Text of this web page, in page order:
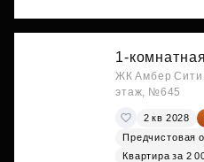
1-
ЖК Амбер Сити,
этаж, №645
2 кв 2028
Предчистовая
Квартира за 2